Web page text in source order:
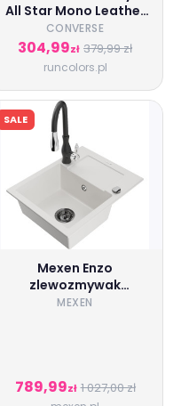
All Star Mono Leather
A13814C
CONVERSE
304,99zł 379,99 zł
runcolors.pl
SALE
Mexen Enzo
zlewozmywak
granitowy 1-
MEXEN
789,99zł 1 027,00 zł